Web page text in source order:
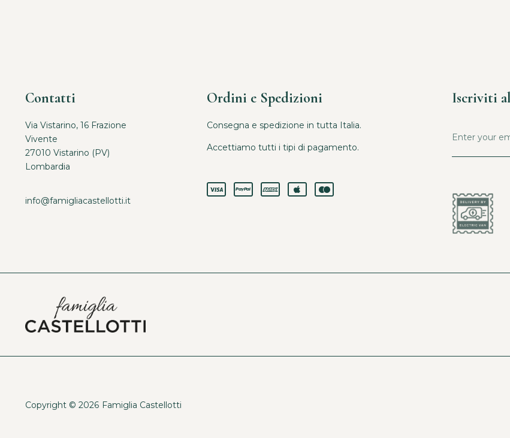
Contatti
Via Vistarino, 16 Frazione
Vivente
27010 Vistarino (PV)
Lombardia
info@famigliacastellotti.it
Ordini e Spedizioni
Consegna e spedizione in tutta Italia.
Accettiamo tutti i tipi di pagamento.
Iscriviti
Copyright © 2026 Famiglia Castellotti